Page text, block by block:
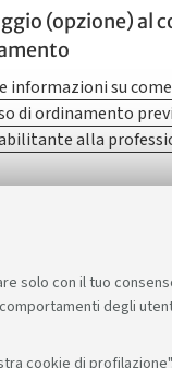
solo con il tuo
degli
cookie di profilazione".
(opzione) al
informazioni su
di ordinamento
alla